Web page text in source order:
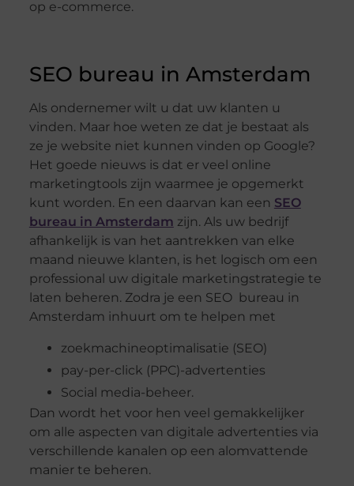
op e-commerce.
SEO bureau in Amsterdam
Als ondernemer wilt u dat uw klanten u
vinden. Maar hoe weten ze dat je bestaat als
ze je website niet kunnen vinden op Google?
Het goede nieuws is dat er veel online
marketingtools zijn waarmee je opgemerkt
kunt worden. En een daarvan kan een SEO
bureau in Amsterdam zijn. Als uw bedrijf
afhankelijk is van het aantrekken van elke
maand nieuwe klanten, is het logisch om een ​​
professional uw digitale marketingstrategie te
laten beheren. Zodra je een SEO bureau in
Amsterdam inhuurt om te helpen met
zoekmachineoptimalisatie (SEO)
pay-per-click (PPC)-advertenties
Social media-beheer.
Dan wordt het voor hen veel gemakkelijker
om alle aspecten van digitale advertenties via
verschillende kanalen op een alomvattende
manier te beheren.